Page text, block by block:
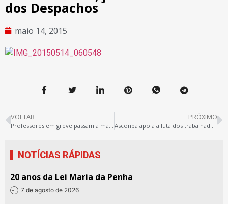
dos Despachos
maio 14, 2015
VOLTAR PRÓXIMO
NOTÍCIAS RÁPIDAS
20 anos da Lei Maria da Penha
7 de agosto de 2026